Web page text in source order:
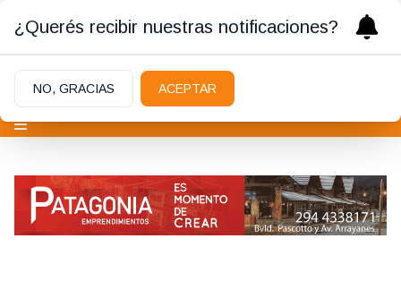
¿Querés recibir nuestras notificaciones?
NO, GRACIAS ACEPTAR